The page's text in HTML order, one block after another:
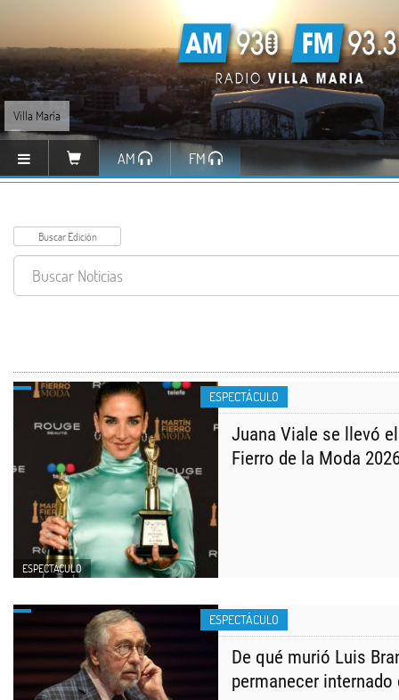
Villa María
AM FM
ESPECTÁCULO
ESPECTÁCULO
Juana Viale se llevó
Fierro de la Moda
ESPECTÁCULO
De qué murió Luis
permanecer